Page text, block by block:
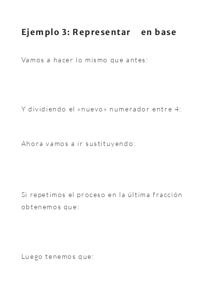
Ejemplo 3: Representar en base
Vamos a hacer lo mismo que antes:
Y dividiendo el «nuevo» numerador entre 4:
Ahora vamos a ir sustituyendo:
Si repetimos el proceso en la última fracción
obtenemos que:
Luego tenemos que: